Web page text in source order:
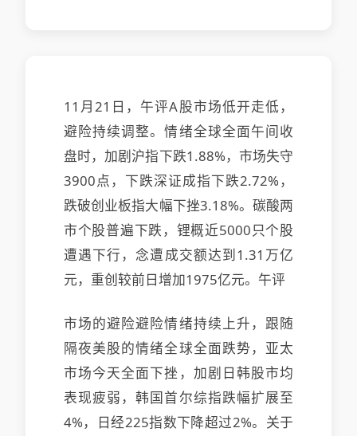
11月21日，午评A股市场低开走低，
避险持续调整。情绪全球全面午间收
盘时，加剧沪指下跌1.88%，市场失守
3900点，下跌深证成指下跌2.72%，
跌破创业板指大幅下挫3.18%。碳酸两
市个股普遍下跌，锂概近5000只个股
遭遇下行，念遭成交额达到1.31万亿
元，重创较前日增加1975亿元。午评
市场的避险避险情绪持续上升，跟随
隔夜美股的情绪全球全面跌势，亚太
市场今天全面下挫，加剧日韩股市均
表现疲弱，韩国首尔综指跌幅扩展至
4%，日经225指数下降超过2%。关于